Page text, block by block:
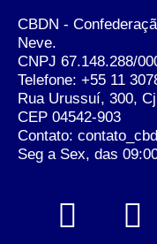
CBDN -
Neve.
CNPJ 67.148.288/
Telefone: +55 11
Rua Urussuí, 300,
CEP 04542-903
Contato:
Seg a Sex, das